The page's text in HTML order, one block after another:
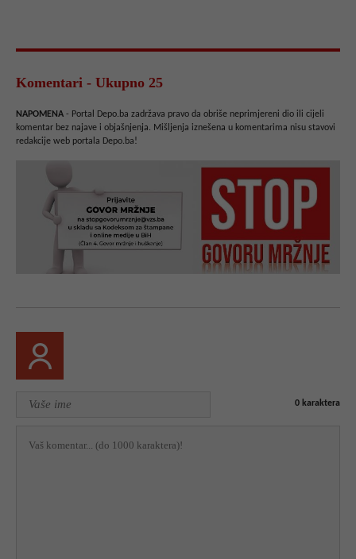
Komentari - Ukupno 25
NAPOMENA - Portal Depo.ba zadržava pravo da obriše neprimjereni dio ili cijeli
komentar bez najave i objašnjenja. Mišljenja iznešena u komentarima nisu stavovi
redakcije web portala Depo.ba!
0 karaktera